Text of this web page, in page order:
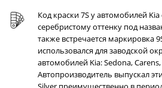
Код краски 7S у автомобилей
серебристому оттенку под
также встречается маркировка
использовался для заводской
автомобилей Kia: Sedona,
Автопроизводитель выпускал